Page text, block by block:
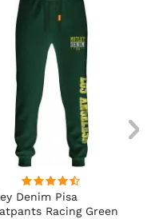
Denim Pisa
Racing Green